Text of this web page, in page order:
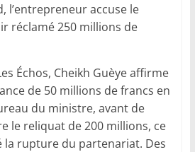
l’entrepreneur accuse le
réclamé 250 millions de
Échos, Cheikh Guèye affirme
de 50 millions de francs en
du ministre, avant de
le reliquat de 200 millions, ce
rupture du partenariat. Des